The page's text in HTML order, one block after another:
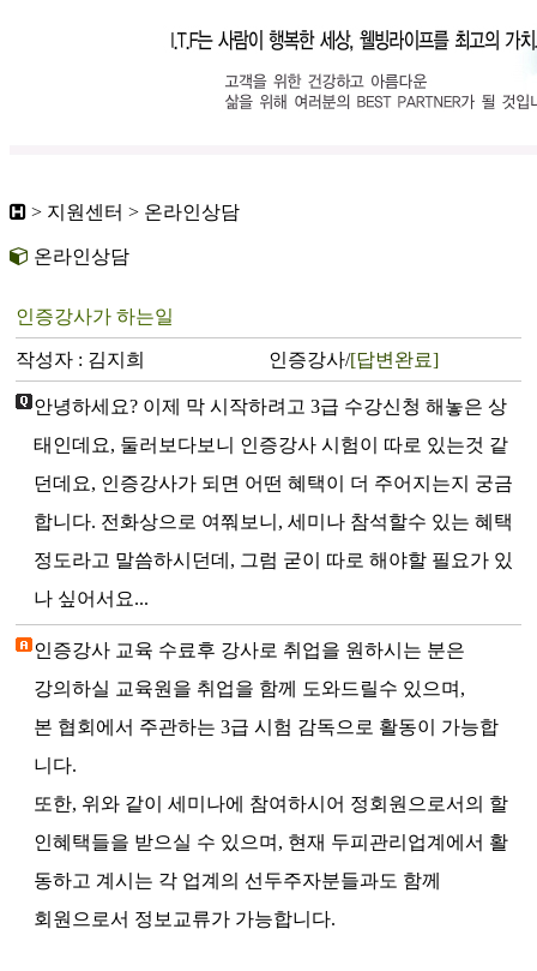
> 지원센터 > 온라인상담
온라인상담
인증강사가 하는일
작성자 : 김지희 인증강사/[답변완료]
안녕하세요? 이제 막 시작하려고 3급 수강신청 해놓은 상
태인데요, 둘러보다보니 인증강사 시험이 따로 있는것 같
던데요, 인증강사가 되면 어떤 혜택이 더 주어지는지 궁금
합니다. 전화상으로 여쭤보니, 세미나 참석할수 있는 혜택
정도라고 말씀하시던데, 그럼 굳이 따로 해야할 필요가 있
나 싶어서요...
인증강사 교육 수료후 강사로 취업을 원하시는 분은
강의하실 교육원을 취업을 함께 도와드릴수 있으며,
본 협회에서 주관하는 3급 시험 감독으로 활동이 가능합
니다.
또한, 위와 같이 세미나에 참여하시어 정회원으로서의 할
인혜택들을 받으실 수 있으며, 현재 두피관리업계에서 활
동하고 계시는 각 업계의 선두주자분들과도 함께
회원으로서 정보교류가 가능합니다.